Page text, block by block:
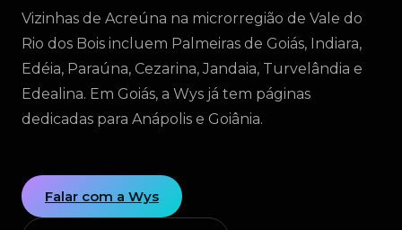
Vizinhas de Acreúna na microrregião de Vale do
Rio dos Bois incluem Palmeiras de Goiás, Indiara,
Edéia, Paraúna, Cezarina, Jandaia, Turvelândia e
Edealina. Em Goiás, a Wys já tem páginas
dedicadas para Anápolis e Goiânia.
Falar com a Wys